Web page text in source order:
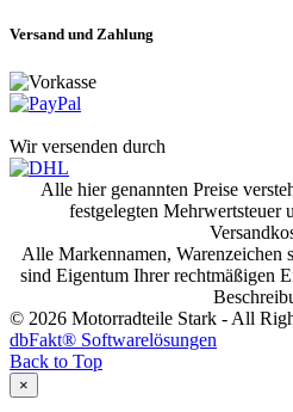
Versand und Zahlung
Wir versenden durch
Alle hier genannten Preise
festgelegten Mehrwertsteuer
Alle Markennamen, Warenzeichen
sind Eigentum Ihrer rechtmäßigen
© 2026 Motorradteile Stark - All
dbFakt® Softwarelösungen
Back to Top
×